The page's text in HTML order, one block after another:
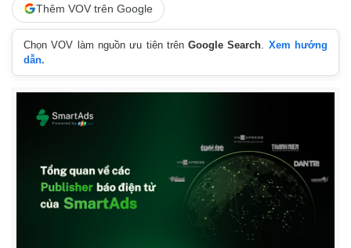
Thêm VOV trên Google
Chọn VOV làm nguồn ưu tiên trênGoogle Search
Xem hướng
dẫn.